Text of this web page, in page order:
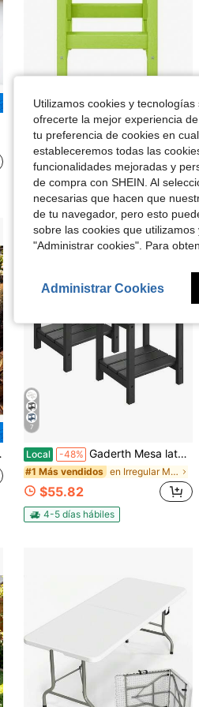
Local -45% Mesa auxiliar cuadrada Adirondack de HDPE para patio exterior, color lima.
Solo quedan 5
$42.00
Envío gratis
7
Local -48% Gaderth Mesa lateral de exterior Adirondack de 18 x 15 pulgadas, mesa lateral de patio de 2 niveles de HDPE para exterior, mesa auxiliar resistente a la intemperie para patio, piscina, interior y jardín, resistente a la intemperie y de fácil mantenimiento
#1 Más vendidos en Irregular Mesas de patio
$55.82
4-5 días hábiles
Utilizamos cookies y
ofrecerte la mejor experiencia
tu preferencia de cookies en
estableceremos todas las
funcionalidades mejoradas y
de compra con SHEIN. Al
necesarias que hacen que
de tu navegador, pero esto
sobre las cookies que
"Administrar cookies". Para
Administrar Cookies